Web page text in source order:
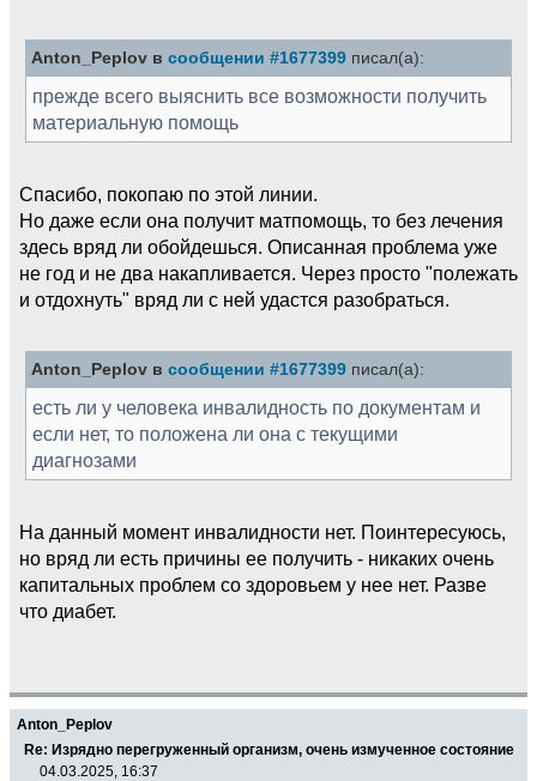
Anton_Peplov в сообщении #1677399 писал(а):
прежде всего выяснить все возможности получить
материальную помощь
Спасибо, покопаю по этой линии.
Но даже если она получит матпомощь, то без лечения
здесь вряд ли обойдешься. Описанная проблема уже
не год и не два накапливается. Через просто "полежать
и отдохнуть" вряд ли с ней удастся разобраться.
Anton_Peplov в сообщении #1677399 писал(а):
есть ли у человека инвалидность по документам и
если нет, то положена ли она с текущими
диагнозами
На данный момент инвалидности нет. Поинтересуюсь,
но вряд ли есть причины ее получить - никаких очень
капитальных проблем со здоровьем у нее нет. Разве
что диабет.
Anton_Peplov
Re: Изрядно перегруженный организм, очень измученное состояние
04.03.2025, 16:37